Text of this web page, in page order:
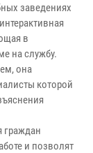
заведениях
в
на службу.
она
которой
граждан
и позволят